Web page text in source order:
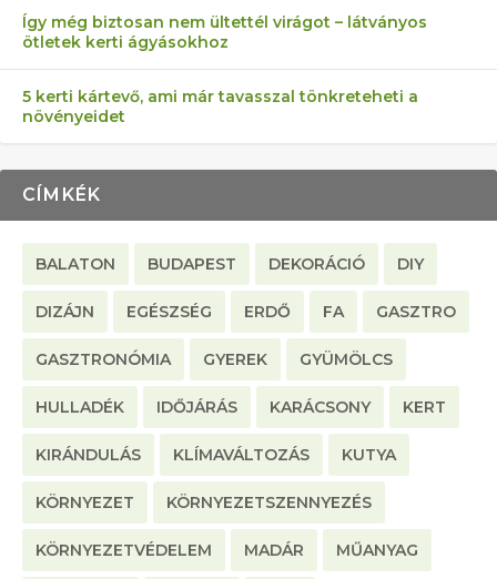
Így még biztosan nem ültettél virágot – látványos
ötletek kerti ágyásokhoz
5 kerti kártevő, ami már tavasszal tönkreteheti a
növényeidet
CÍMKÉK
BALATON BUDAPEST DEKORÁCIÓ DIY
DIZÁJN EGÉSZSÉG ERDŐ FA GASZTRO
GASZTRONÓMIA GYEREK GYÜMÖLCS
HULLADÉK IDŐJÁRÁS KARÁCSONY KERT
KIRÁNDULÁS KLÍMAVÁLTOZÁS KUTYA
KÖRNYEZET KÖRNYEZETSZENNYEZÉS
KÖRNYEZETVÉDELEM MADÁR MŰANYAG